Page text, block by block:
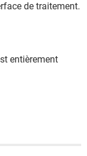
de traitement.
entièrement